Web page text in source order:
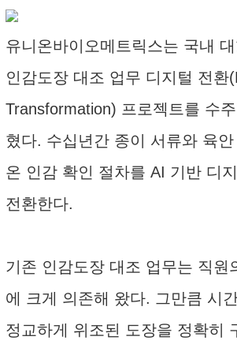
유니온바이오메트릭스는 국내
인감도장 대조 업무 디지털 전환
Transformation) 프로젝트를 수
혔다. 수십년간 종이 서류와 육
온 인감 확인 절차를 AI 기반 디
전환한다.
기존 인감도장 대조 업무는 직원
에 크게 의존해 왔다. 그만큼 시
정교하게 위조된 도장을 정확히